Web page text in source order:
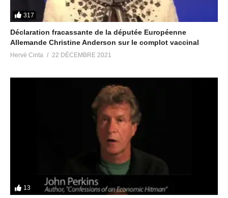
317
Déclaration fracassante de la députée Européenne
Allemande Christine Anderson sur le complot vaccinal
Hervé Cinta 22 DÉCEMBRE 2021
13